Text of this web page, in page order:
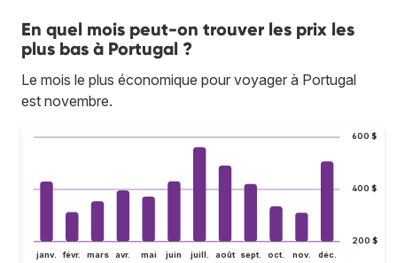
En quel mois peut-on trouver les prix les
plus bas à Portugal ?
Le mois le plus économique pour voyager à Portugal
est novembre.
200 $
400 $
600 $
janv. févr. mars avr. mai juin juill. août sept. oct. nov. déc.